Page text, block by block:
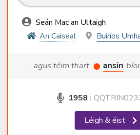
Seán Mac an Ultaigh
An Caiseal
Buiríos
··· agus téim thart ansin
1958 :
Léigh & éist